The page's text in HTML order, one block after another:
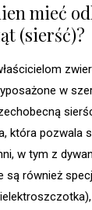
mieć
(sierść)?
w
która pozwala
w tym z
są również